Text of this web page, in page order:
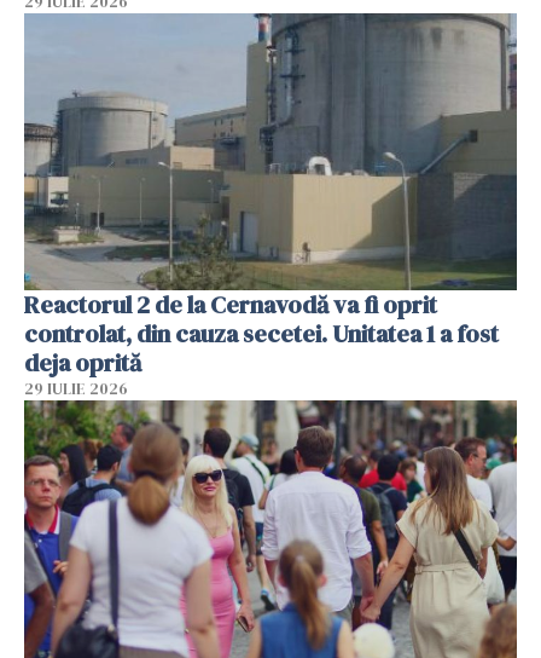
Reactorul 2 de la Cernavodă va fi oprit
controlat, din cauza secetei. Unitatea 1 a fost
deja oprită
29 IULIE 2026